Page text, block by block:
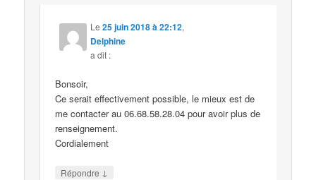
Le25 juin 2018 à 22:12,
Delphine
a dit :
Bonsoir,
Ce serait effectivement possible, le mieux est de
me contacter au 06.68.58.28.04 pour avoir plus de
renseignement.
Cordialement
Répondre ↓